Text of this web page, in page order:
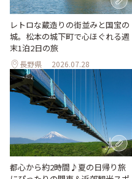
レトロな蔵造りの街並みと国宝の
城。松本の城下町で心ほぐれる週
末1泊2日の旅
長野県 2026.07.28
都心から約2時間♪夏の日帰り旅